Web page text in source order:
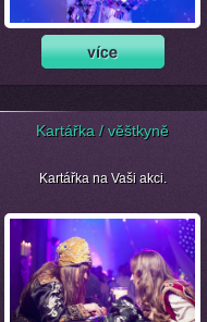
Kartářka / věštkyně
Kartářka na Vaši akci.